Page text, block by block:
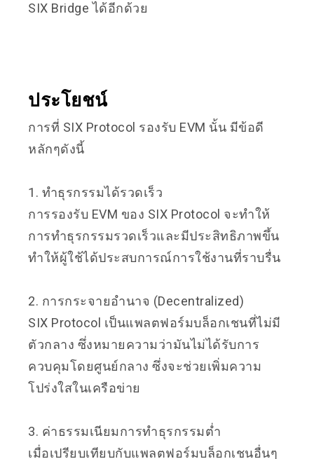
SIX Bridge ได้อีกด้วย
ประโยชน์
การที่ SIX Protocol รองรับ EVM นั้น มีข้อดี
หลักๆดังนี้
1. ทำธุรกรรมได้รวดเร็ว
การรองรับ EVM ของ SIX Protocol จะทำให้
การทำธุรกรรมรวดเร็วและมีประสิทธิภาพขึ้น
ทำให้ผู้ใช้ได้ประสบการณ์การใช้งานที่ราบรื่น
2. การกระจายอำนาจ (Decentralized)
SIX Protocol เป็นแพลตฟอร์มบล็อกเชนที่ไม่มี
ตัวกลาง ซึ่งหมายความว่ามันไม่ได้รับการ
ควบคุมโดยศูนย์กลาง ซึ่งจะช่วยเพิ่มความ
โปร่งใสในเครือข่าย
3. ค่าธรรมเนียมการทำธุรกรรมต่ำ
เมื่อเปรียบเทียบกับแพลตฟอร์มบล็อกเชนอื่นๆ